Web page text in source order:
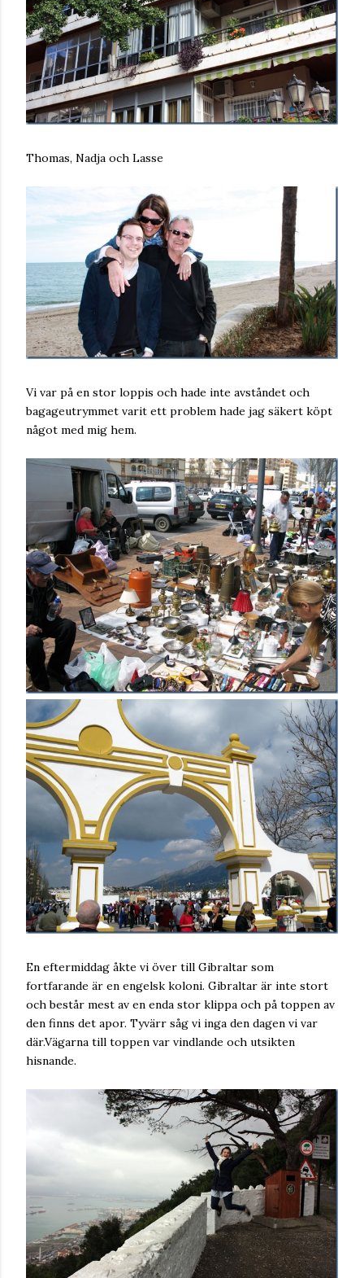
Thomas, Nadja och Lasse
Vi var på en stor loppis och hade inte avståndet och
bagageutrymmet varit ett problem hade jag säkert köpt
något med mig hem.
En eftermiddag åkte vi över till Gibraltar som
fortfarande är en engelsk koloni. Gibraltar är inte stort
och består mest av en enda stor klippa och på toppen av
den finns det apor. Tyvärr såg vi inga den dagen vi var
där.Vägarna till toppen var vindlande och utsikten
hisnande.